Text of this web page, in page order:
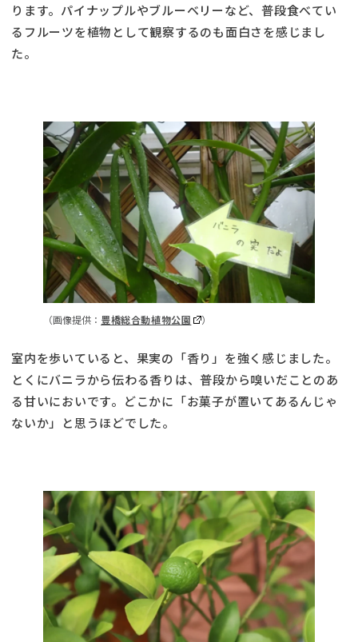
ります。パイナップルやブルーベリーなど、普段食べてい
るフルーツを植物として観察するのも面白さを感じまし
た。
（画像提供： 豊橋総合動植物公園 ）
室内を歩いていると、果実の「香り」を強く感じました。
とくにバニラから伝わる香りは、普段から嗅いだことのあ
る甘いにおいです。どこかに「お菓子が置いてあるんじゃ
ないか」と思うほどでした。